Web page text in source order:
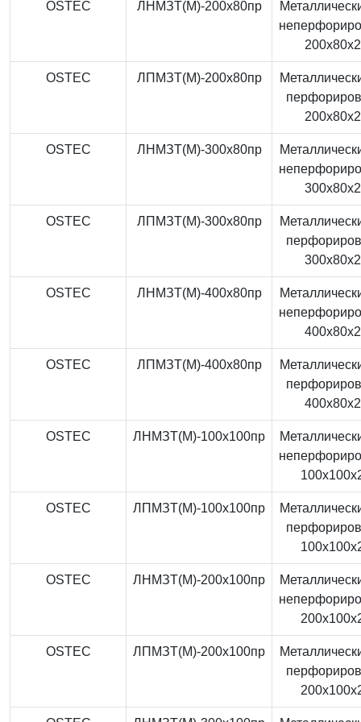
OSTEC ЛНМЗТ(М)-200x80пр
OSTEC ЛПМЗТ(М)-200x80пр
OSTEC ЛНМЗТ(М)-300x80пр
OSTEC ЛПМЗТ(М)-300x80пр
OSTEC ЛНМЗТ(М)-400x80пр
OSTEC ЛПМЗТ(М)-400x80пр
OSTEC ЛНМЗТ(М)-100x100пр
OSTEC ЛПМЗТ(М)-100x100пр
OSTEC ЛНМЗТ(М)-200x100пр
OSTEC ЛПМЗТ(М)-200x100пр